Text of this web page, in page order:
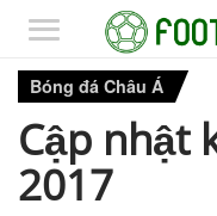
Bóng đá Châu Á
Cập nhật
2017